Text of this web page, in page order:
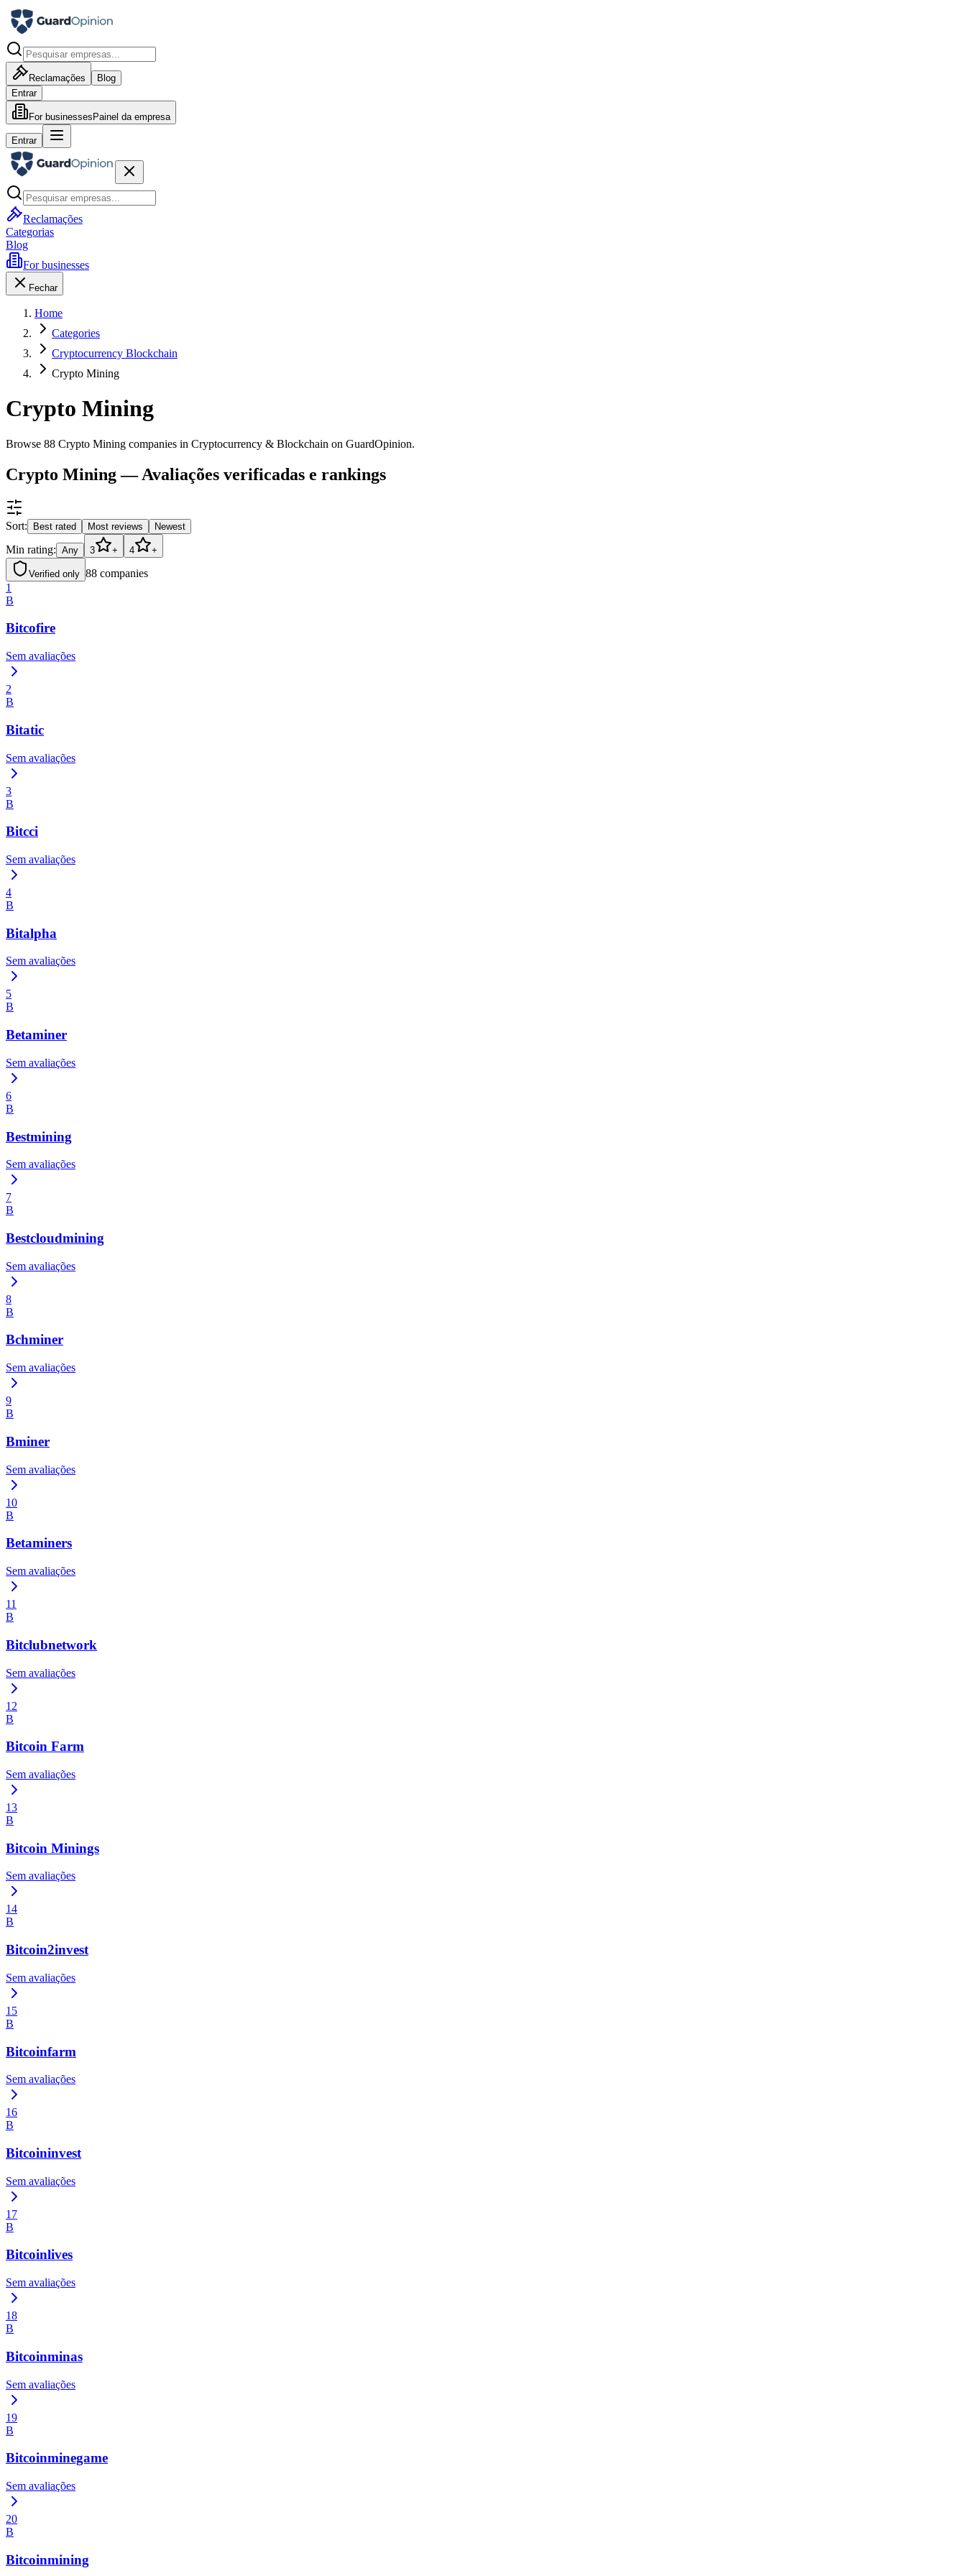
Reclamações
Blog
Entrar
For businesses Painel da empresa
Entrar
Reclamações
Categorias
Blog
For businesses
Fechar
Home
Categories
Cryptocurrency Blockchain
Crypto Mining
Crypto Mining
Browse 88 Crypto Mining companies in Cryptocurrency & Blockchain on GuardOpinion.
Crypto Mining — Avaliações verificadas e rankings
Sort: Best rated Most reviews Newest
Min rating: Any 3 + 4 +
Verified only 88 companies
1
B
Bitcofire
Sem avaliações
2
B
Bitatic
Sem avaliações
3
B
Bitcci
Sem avaliações
4
B
Bitalpha
Sem avaliações
5
B
Betaminer
Sem avaliações
6
B
Bestmining
Sem avaliações
7
B
Bestcloudmining
Sem avaliações
8
B
Bchminer
Sem avaliações
9
B
Bminer
Sem avaliações
10
B
Betaminers
Sem avaliações
11
B
Bitclubnetwork
Sem avaliações
12
B
Bitcoin Farm
Sem avaliações
13
B
Bitcoin Minings
Sem avaliações
14
B
Bitcoin2invest
Sem avaliações
15
B
Bitcoinfarm
Sem avaliações
16
B
Bitcoininvest
Sem avaliações
17
B
Bitcoinlives
Sem avaliações
18
B
Bitcoinminas
Sem avaliações
19
B
Bitcoinminegame
Sem avaliações
20
B
Bitcoinmining